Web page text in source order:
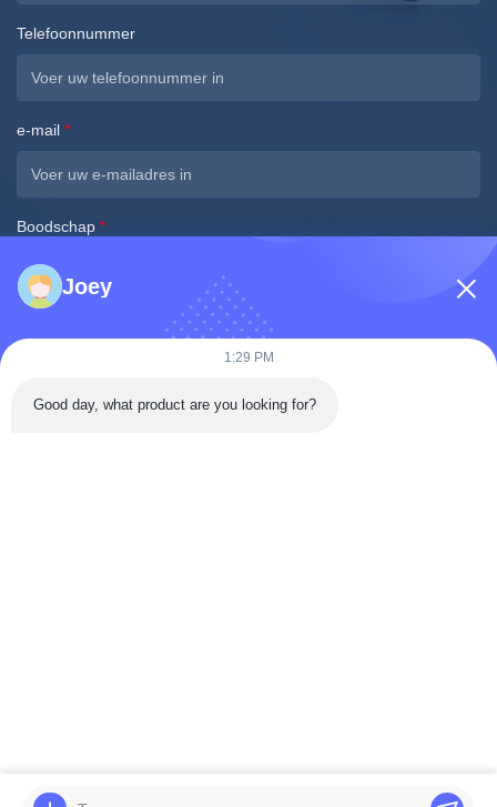
Telefoonnummer
e-mail *
Boodschap *
Nu indienen
Joey
1:29 PM
Good day, what product are you looking for?